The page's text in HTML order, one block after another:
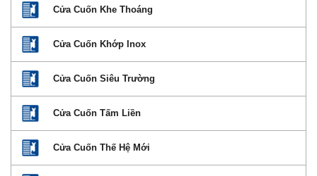
Cửa Cuốn Khe Thoáng
Cửa Cuốn Khớp Inox
Cửa Cuốn Siêu Trường
Cửa Cuốn Tấm Liền
Cửa Cuốn Thế Hệ Mới